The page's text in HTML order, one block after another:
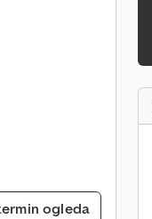
ogleda